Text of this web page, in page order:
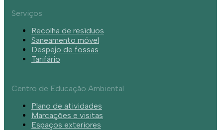
Serviços
Recolha de resíduos
Saneamento móvel
Despejo de fossas
Tarifário
Centro de Educação Ambiental
Plano de atividades
Marcações e visitas
Espaços exteriores